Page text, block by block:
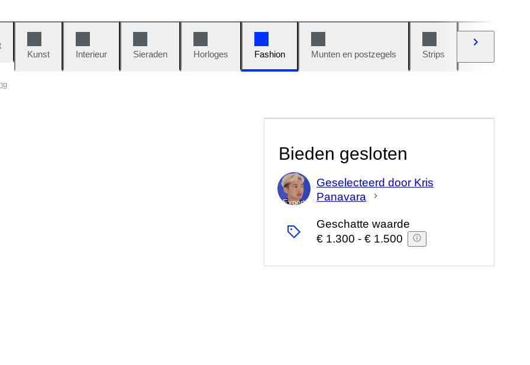
Kunst
Interieur Sieraden Horloges Fashion Munten en postzegels Strips
Bieden gesloten
Expert
Geselecteerd door Kris
Panavara
Geschatte waarde
€ 1.300 - € 1.500